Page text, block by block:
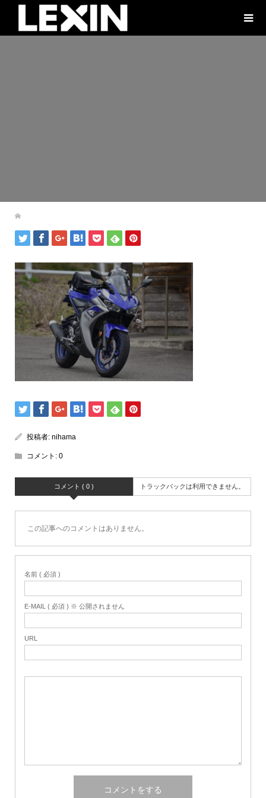
投稿者: nihama
コメント: 0
コメント ( 0 ) トラックバックは利用できません。
この記事へのコメントはありません。
名前 ( 必須 )
E-MAIL ( 必須 ) ※ 公開されません
URL